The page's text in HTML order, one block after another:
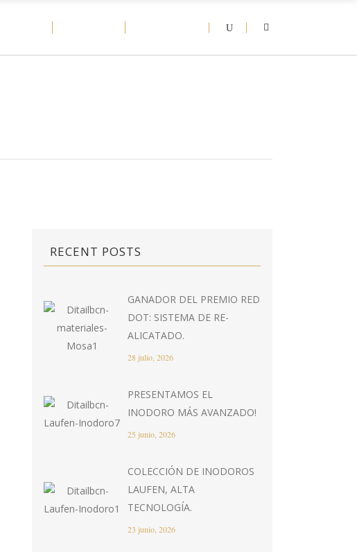
RECENT POSTS
GANADOR DEL PREMIO RED
DOT: SISTEMA DE RE-
ALICATADO.
28 julio, 2026
PRESENTAMOS EL
INODORO MÁS AVANZADO!
25 junio, 2026
COLECCIÓN DE INODOROS
LAUFEN, ALTA
TECNOLOGÍA.
23 junio, 2026